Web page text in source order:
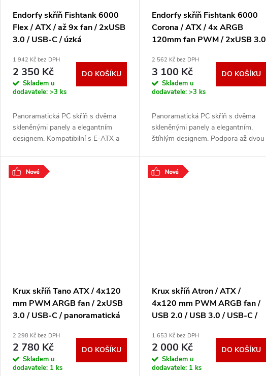
Endorfy skříň Fishtank 6000
Flex / ATX / až 9x fan / 2xUSB
3.0 / USB-C / úzká
EY2A026
1 942 Kč bez DPH
2 350 Kč
Skladem u
dodavatele: >3 ks
DO KOŠÍKU
Panoramatická PC skříň s dvěma
skleněnými panely a elegantním
designem. Kompatibilní s E-ATX a
chladiče do 182mm
Endorfy skříň Fishtank 6000
Corona / ATX / 4x ARGB
120mm fan PWM / 2xUSB 3.0
/ černá EY2A025
2 562 Kč bez DPH
3 100 Kč
Skladem u
dodavatele:>3 ks
DO KOŠÍKU
Panoramatická PC skříň s dvěma
skleněnými panely a elegantním,
štíhlým designem. Podpora až dvou
délky. Včetně 4×
Krux skříň Tano ATX / 4x120
mm PWM ARGB fan / 2xUSB
3.0 / USB-C / panoramatická
2 298 Kč bez DPH
2 780 Kč
Skladem u
dodavatele: 1 ks
DO KOŠÍKU
Krux skříň Atron / ATX /
4x120 mm PWM ARGB fan /
USB 2.0 / USB 3.0 / USB-C /
KRXD017
1 653 Kč bez DPH
2 000 Kč
Skladem u
dodavatele: 1 ks
DO KOŠÍKU